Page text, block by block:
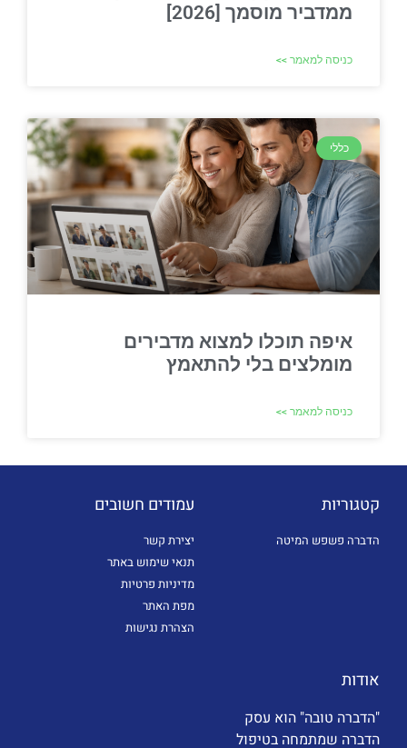
ממדביר מוסמך [2026]
כניסה למאמר >>
כללי
איפה תוכלו למצוא מדבירים
מומלצים בלי להתאמץ
כניסה למאמר >>
קטגוריות
הדברה פשפש המיטה
עמודים חשובים
יצירת קשר
תנאי שימוש באתר
מדיניות פרטיות
מפת האתר
הצהרת נגישות
אודות
"הדברה טובה" הוא עסק
הדברה שמתמחה בטיפול